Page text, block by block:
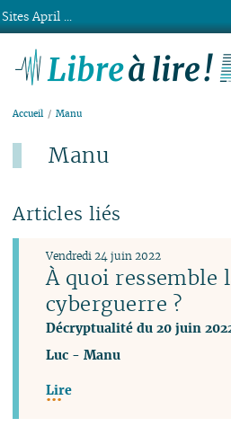
Accueil Manu
Manu
Articles liés
À quoi ressemble
cyberguerre ?
Décryptualité du 20 juin
Vendredi 24 juin 2022
Luc -Manu
Lire
Sites April ...